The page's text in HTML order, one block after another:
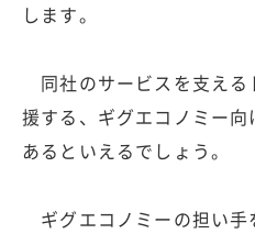
します。
同社のサービスを支える
援する、ギグエコノミー
あるといえるでしょう。
ギグエコノミーの担い手